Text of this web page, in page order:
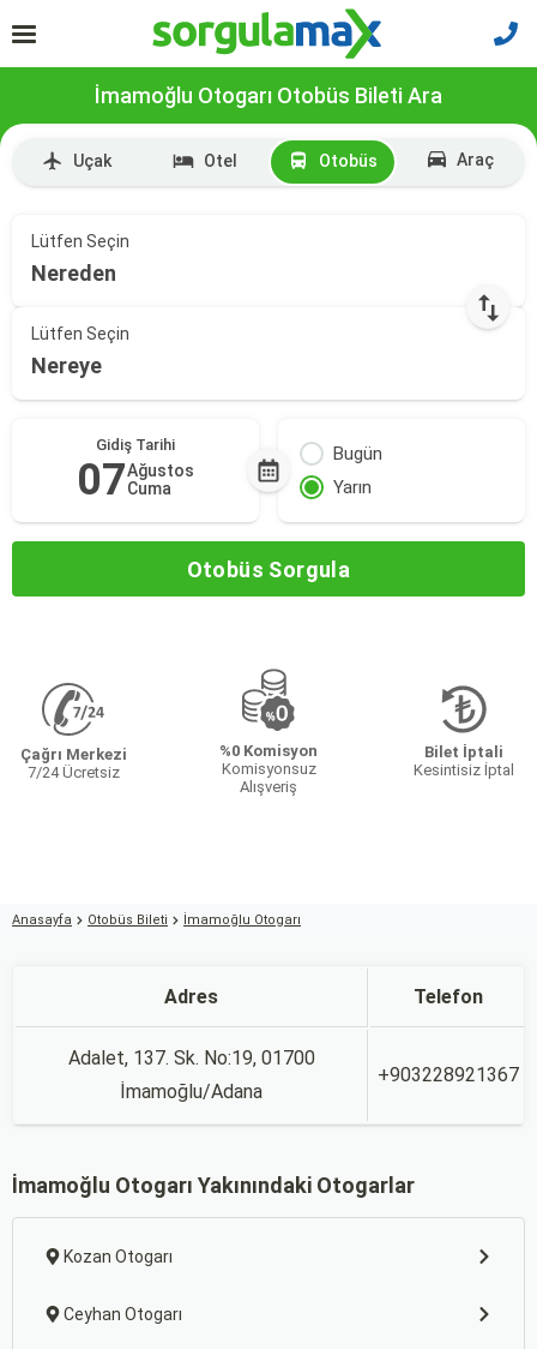
İmamoğlu Otogarı Otobüs Bileti Ara
Uçak Otel Otobüs Araç
Lütfen Seçin
Nereden
Lütfen Seçin
Nereye
Gidiş Tarihi
07Ağustos
Cuma
Bugün
Yarın
Otobüs Sorgula
Çağrı Merkezi
7/24 Ücretsiz
%0 Komisyon
Komisyonsuz
Alışveriş
Bilet İptali
Kesintisiz İptal
Anasayfa Otobüs Bileti İmamoğlu Otogarı
Adres Telefon
Adalet, 137. Sk. No:19, 01700
İmamoğlu/Adana
+903228921367
İmamoğlu Otogarı Yakınındaki Otogarlar
Kozan Otogarı
Ceyhan Otogarı